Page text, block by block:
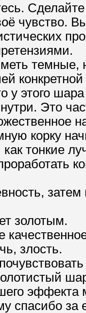
чувство.
у этого
Это
корку
тонкие
затем
золотым.
злость.
эффекта
спасибо за